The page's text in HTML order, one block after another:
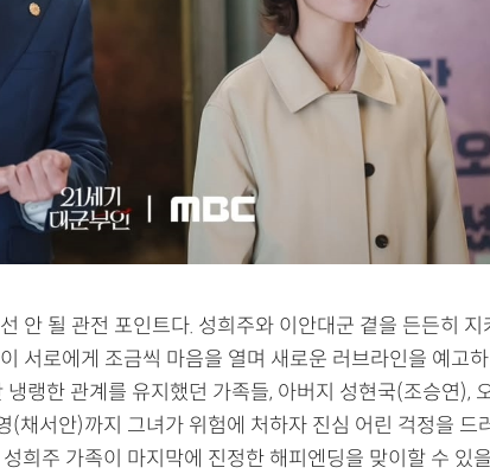
안 될 관전 포인트다. 성희주와 이안대군 곁을 든든히 지
서로에게 조금씩 마음을 열며 새로운 러브라인을 예고하
랭한 관계를 유지했던 가족들, 아버지 성현국(조승연),
(채서안)까지 그녀가 위험에 처하자 진심 어린 걱정을 드
희주 가족이 마지막에 진정한 해피엔딩을 맞이할 수 있을